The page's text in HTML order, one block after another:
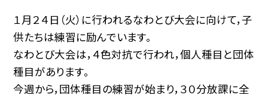
１月２４日（火）に行われるなわとび大会に向けて，子
供たちは練習に励んでいます。
なわとび大会は，４色対抗で行われ，個人種目と団体
種目があります。
今週から，団体種目の練習が始まり，３０分放課に全